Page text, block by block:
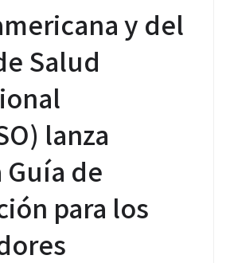
y del
Salud
lanza
de
para los